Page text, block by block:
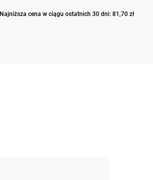
Najniższa cena w ciągu ostatnich 30 dni: 81,70 zł